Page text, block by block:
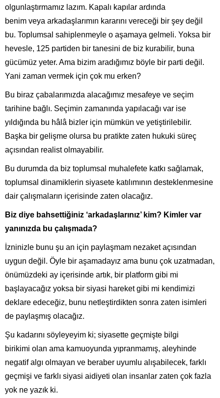
olgunlaştırmamız lazım. Kapalı kapılar ardında
benim veya arkadaşlarımın kararını vereceği bir şey değil
bu. Toplumsal sahiplenmeyle o aşamaya gelmeli. Yoksa bir
hevesle, 125 partiden bir tanesini de biz kurabilir, buna
gücümüz yeter. Ama bizim aradığımız böyle bir parti değil.
Yani zaman vermek için çok mu erken?
Bu biraz çabalarımızda alacağımız mesafeye ve seçim
tarihine bağlı. Seçimin zamanında yapılacağı var ise
yıldığında bu hâlâ bizler için mümkün ve yetiştirilebilir.
Başka bir gelişme olursa bu pratikte zaten hukuki süreç
açısından realist olmayabilir.
Bu durumda da biz toplumsal muhalefete katkı sağlamak,
toplumsal dinamiklerin siyasete katılımının desteklenmesine
dair çalışmaların içerisinde zaten olacağız.
Biz diye bahsettiğiniz ‘arkadaşlarınız’ kim? Kimler var
yanınızda bu çalışmada?
İzninizle bunu şu an için paylaşmam nezaket açısından
uygun değil. Öyle bir aşamadayız ama bunu çok uzatmadan,
önümüzdeki ay içerisinde artık, bir platform gibi mi
başlayacağız yoksa bir siyasi hareket gibi mi kendimizi
deklare edeceğiz, bunu netleştirdikten sonra zaten isimleri
de paylaşmış olacağız.
Şu kadarını söyleyeyim ki; siyasette geçmişte bilgi
birikimi olan ama kamuoyunda yıpranmamış, aleyhinde
negatif algı olmayan ve beraber uyumlu alışabilecek, farklı
geçmişi ve farklı siyasi aidiyeti olan insanlar zaten çok fazla
yok ne yazık ki.